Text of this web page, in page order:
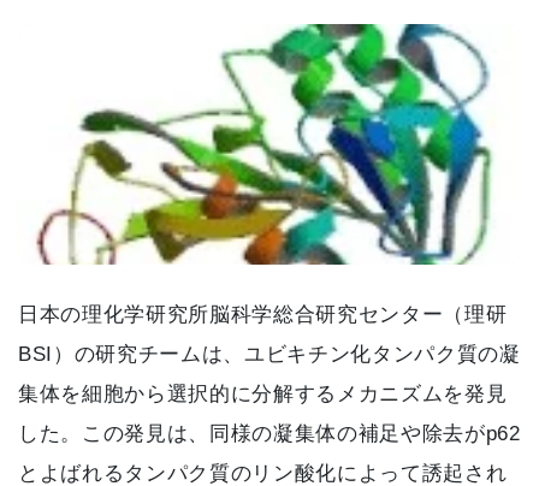
日本の理化学研究所脳科学総合研究センター（理研
BSI）の研究チームは、ユビキチン化タンパク質の凝
集体を細胞から選択的に分解するメカニズムを発見
した。この発見は、同様の凝集体の補足や除去がp62
とよばれるタンパク質のリン酸化によって誘起され